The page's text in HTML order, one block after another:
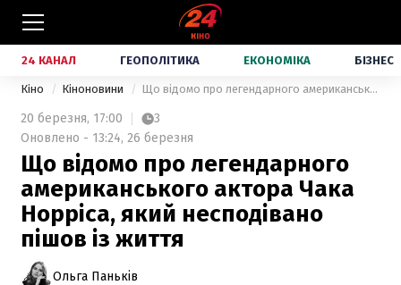
24 КАНАЛ ГЕОПОЛІТИКА ЕКОНОМІКА БІЗНЕС
Кіно Кіноновини Що відомо про легендарного американського актора Чака Норріса, який несподівано пішов із життя
20 березня, 17:00
3
Оновлено - 13:24, 26 березня
Що відомо про легендарного
американського актора Чака
Норріса, який несподівано
пішов із життя
Ольга Паньків